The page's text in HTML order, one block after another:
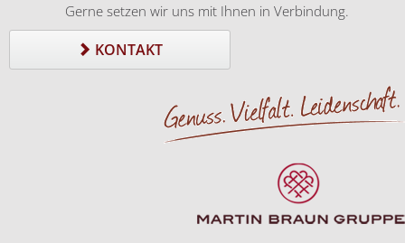
Gerne setzen wir uns mit Ihnen in Verbindung.
KONTAKT